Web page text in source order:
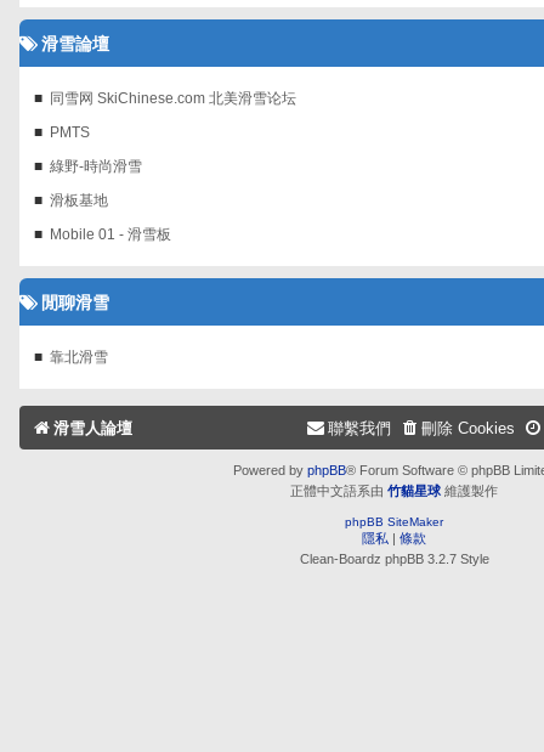
滑雪論壇
同雪网 SkiChinese.com 北美滑雪论坛
PMTS
綠野-時尚滑雪
滑板基地
Mobile 01 - 滑雪板
閒聊滑雪
靠北滑雪
滑雪人論壇 刪除 Cookies
聯繫我們
Powered by phpBB® Forum Software © phpBB
正體中文語系由 竹貓星球 維護製作
phpBB SiteMaker
隱私 | 條款
Clean-Boardz phpBB 3.2.7 Style